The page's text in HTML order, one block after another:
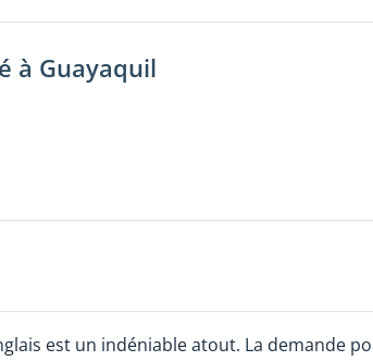
à Guayaquil
est un indéniable atout. La demande